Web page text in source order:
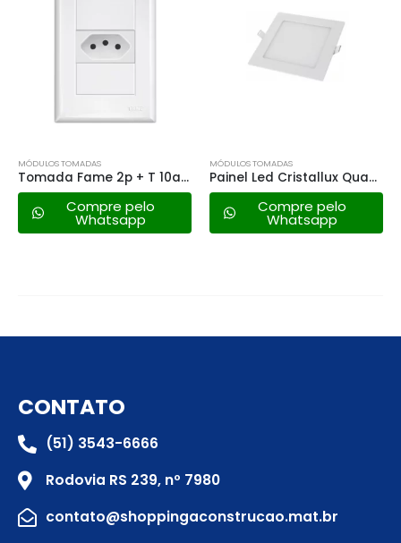
MÓDULOS TOMADAS
Tomada Fame 2p + T 10a – 3742 Habitat Black
Compre pelo
Whatsapp
MÓDULOS TOMADAS
Painel Led Cristallux Quadrada Embutir – 36w 6500k
Compre pelo
Whatsapp
CONTATO
(51) 3543-6666
Rodovia RS 239, nº 7980
contato@shoppingaconstrucao.mat.br